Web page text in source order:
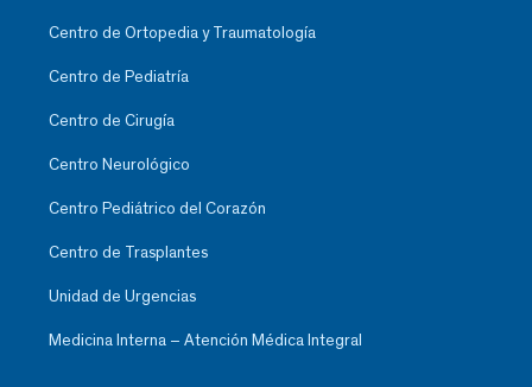
Centro de Ortopedia y Traumatología
Centro de Pediatría
Centro de Cirugía
Centro Neurológico
Centro Pediátrico del Corazón
Centro de Trasplantes
Unidad de Urgencias
Medicina Interna – Atención Médica Integral